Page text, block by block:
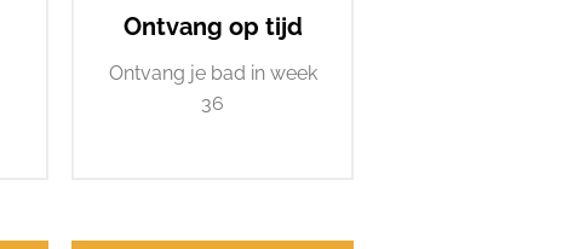
Ontvang op tijd
Ontvang je bad in week
36